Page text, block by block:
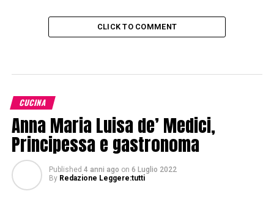
CLICK TO COMMENT
CUCINA
Anna Maria Luisa de’ Medici,
Principessa e gastronoma
Published 4 anni ago on 6 Luglio 2022
By Redazione Leggere:tutti